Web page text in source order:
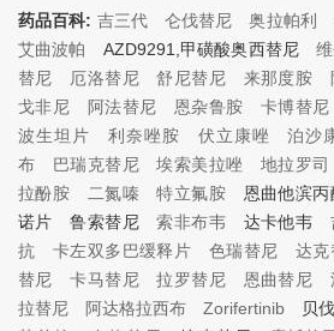
药品百科: 吉三代 仑伐替尼 奥拉帕利
艾曲波帕
AZD9291,甲磺酸奥西替尼
替尼
厄洛替尼 舒尼替尼 来那度胺
戈非尼
阿法替尼 恩杂鲁胺 卡博替尼
波生坦片
利奈唑胺 伏立康唑 泊沙
布
巴瑞克替尼 埃索美拉唑 地拉罗司
拉酚胺
二氮嗪 特立氟胺 恩曲他滨丙
诺片 鲁索替尼索非布韦 达卡他韦
抗
卡左双多巴缓释片 色瑞替尼 达克
替尼
卡马替尼 拉罗替尼 恩曲替尼
拉替尼
阿达格拉西布 Zorifertinib 贝